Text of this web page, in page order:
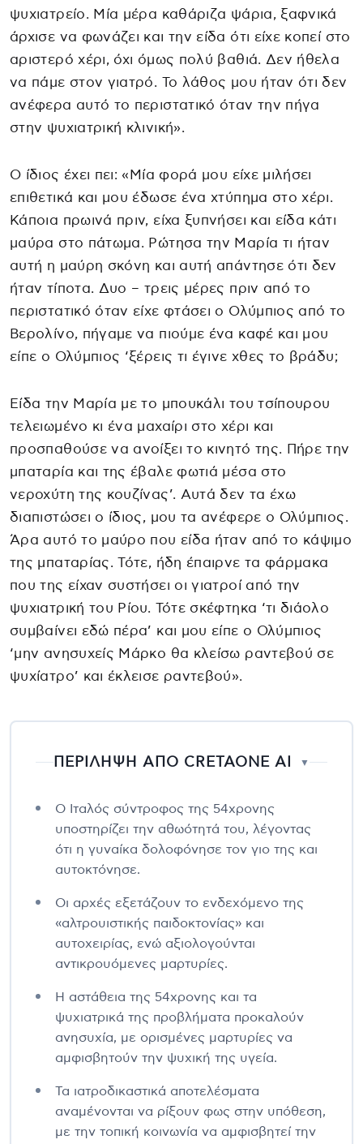
ψυχιατρείο. Μία μέρα καθάριζα ψάρια, ξαφνικά
άρχισε να φωνάζει και την είδα ότι είχε κοπεί στο
αριστερό χέρι, όχι όμως πολύ βαθιά. Δεν ήθελα
να πάμε στον γιατρό. Το λάθος μου ήταν ότι δεν
ανέφερα αυτό το περιστατικό όταν την πήγα
στην ψυχιατρική κλινική».
Ο ίδιος έχει πει: «Μία φορά μου είχε μιλήσει
επιθετικά και μου έδωσε ένα χτύπημα στο χέρι.
Κάποια πρωινά πριν, είχα ξυπνήσει και είδα κάτι
μαύρα στο πάτωμα. Ρώτησα την Μαρία τι ήταν
αυτή η μαύρη σκόνη και αυτή απάντησε ότι δεν
ήταν τίποτα. Δυο – τρεις μέρες πριν από το
περιστατικό όταν είχε φτάσει ο Ολύμπιος από το
Βερολίνο, πήγαμε να πιούμε ένα καφέ και μου
είπε ο Ολύμπιος ‘ξέρεις τι έγινε χθες το βράδυ;
Είδα την Μαρία με το μπουκάλι του τσίπουρου
τελειωμένο κι ένα μαχαίρι στο χέρι και
προσπαθούσε να ανοίξει το κινητό της. Πήρε την
μπαταρία και της έβαλε φωτιά μέσα στο
νεροχύτη της κουζίνας’. Αυτά δεν τα έχω
διαπιστώσει ο ίδιος, μου τα ανέφερε ο Ολύμπιος.
Άρα αυτό το μαύρο που είδα ήταν από το κάψιμο
της μπαταρίας. Τότε, ήδη έπαιρνε τα φάρμακα
που της είχαν συστήσει οι γιατροί από την
ψυχιατρική του Ρίου. Τότε σκέφτηκα ‘τι διάολο
συμβαίνει εδώ πέρα’ και μου είπε ο Ολύμπιος
‘μην ανησυχείς Μάρκο θα κλείσω ραντεβού σε
ψυχίατρο’ και έκλεισε ραντεβού».
ΠΕΡΙΛΗΨΗ ΑΠΟ CRETAONE AI ▼
Ο Ιταλός σύντροφος της 54χρονης
υποστηρίζει την αθωότητά του, λέγοντας
ότι η γυναίκα δολοφόνησε τον γιο της και
αυτοκτόνησε.
Οι αρχές εξετάζουν το ενδεχόμενο της
«αλτρουιστικής παιδοκτονίας» και
αυτοχειρίας, ενώ αξιολογούνται
αντικρουόμενες μαρτυρίες.
Η αστάθεια της 54χρονης και τα
ψυχιατρικά της προβλήματα προκαλούν
ανησυχία, με ορισμένες μαρτυρίες να
αμφισβητούν την ψυχική της υγεία.
Τα ιατροδικαστικά αποτελέσματα
αναμένονται να ρίξουν φως στην υπόθεση,
με την τοπική κοινωνία να αμφισβητεί την